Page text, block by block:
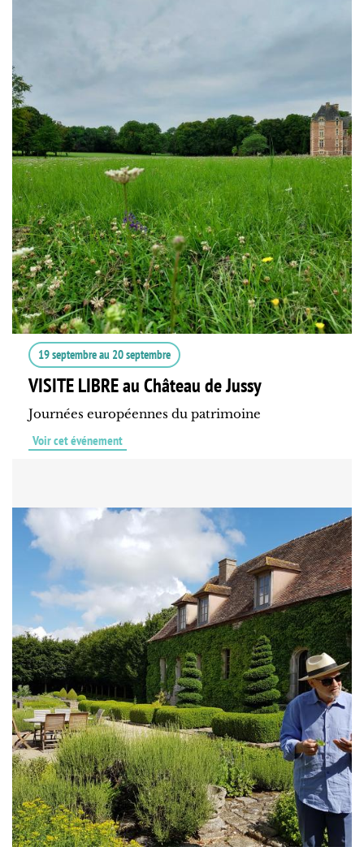
19 septembreau 20 septembre
VISITE LIBRE au Château de Jussy
Journées européennes du patrimoine
Voir cet événement